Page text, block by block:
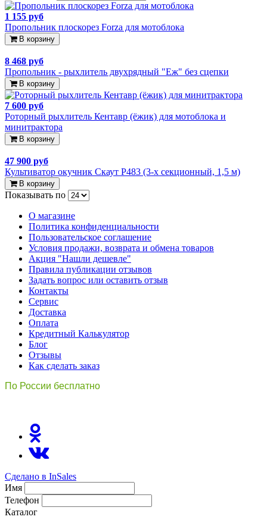
1 155 руб
Пропольник плоскорез Forza для мотоблока
В корзину
8 468 руб
Пропольник - рыхлитель двухрядный "Еж" без сцепки
В корзину
7 600 руб
Роторный рыхлитель Кентавр (ёжик) для мотоблока и
минитрактора
В корзину
47 900 руб
Культиватор окучник Скаут P483 (3-х секционный, 1,5 м)
В корзину
Показывать по
О магазине
Политика конфиденциальности
Пользовательское соглашение
Условия продажи, возврата и обмена товаров
Акция "Нашли дешевле"
Правила публикации отзывов
Задать вопрос или оставить отзыв
Контакты
Сервис
Доставка
Оплата
Кредитный Калькулятор
Блог
Отзывы
Как сделать заказ
По России бесплатно
Сделано в InSales
Имя
Телефон
Каталог